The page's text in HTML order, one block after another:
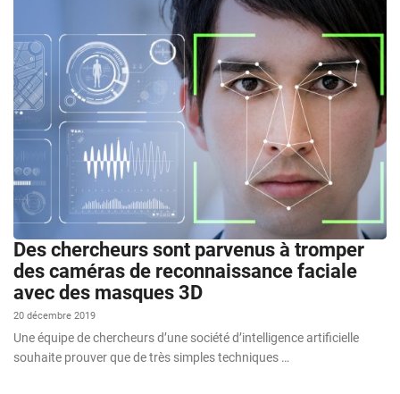
Des chercheurs sont parvenus à tromper
des caméras de reconnaissance faciale
avec des masques 3D
20 décembre 2019
Une équipe de chercheurs d’une société d’intelligence artificielle
souhaite prouver que de très simples techniques …